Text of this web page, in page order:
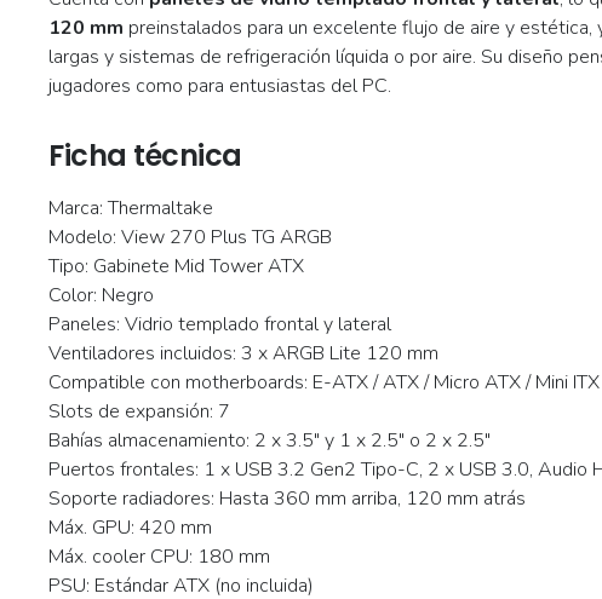
120 mm preinstalados para un excelente flujo de aire y
largas y sistemas de refrigeración líquida o por aire. Su diseño
jugadores como para entusiastas del PC.
Ficha técnica
Marca: Thermaltake
Modelo: View 270 Plus TG ARGB
Tipo: Gabinete Mid Tower ATX
Color: Negro
Paneles: Vidrio templado frontal y lateral
Ventiladores incluidos: 3 x ARGB Lite 120 mm
Compatible con motherboards: E-ATX / ATX / Micro ATX / Mini ITX
Slots de expansión: 7
Bahías almacenamiento: 2 x 3.5" y 1 x 2.5" o 2 x 2.5"
Puertos frontales: 1 x USB 3.2 Gen2 Tipo-C, 2 x USB 3.0, Audio
Soporte radiadores: Hasta 360 mm arriba, 120 mm atrás
Máx. GPU: 420 mm
Máx. cooler CPU: 180 mm
PSU: Estándar ATX (no incluida)